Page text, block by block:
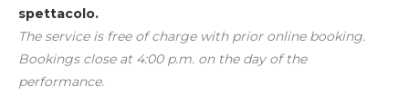
spettacolo.
The service is free of charge with prior online booking.
Bookings close at 4:00 p.m. on the day of the
performance.